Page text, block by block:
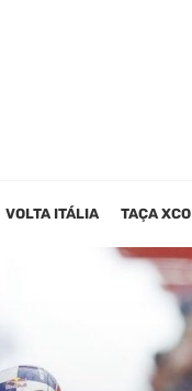
VOLTA ITÁLIA TAÇA XCO